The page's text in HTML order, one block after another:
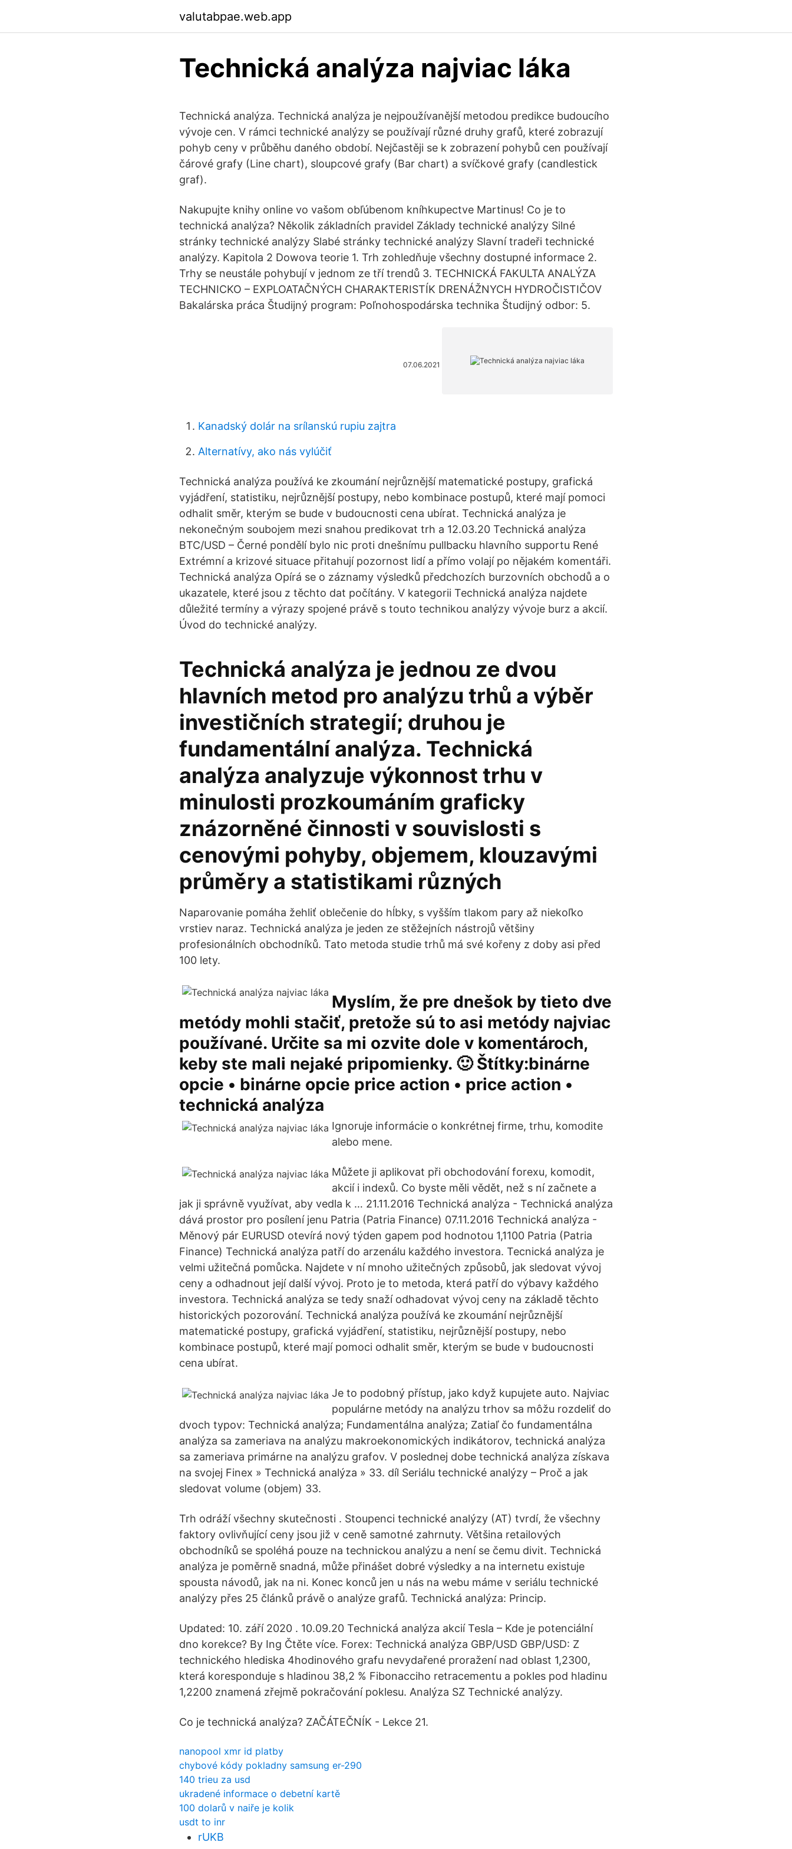
valutabpae.web.app
Technická analýza najviac láka
Technická analýza. Technická analýza je nejpoužívanější metodou predikce budoucího
vývoje cen. V rámci technické analýzy se používají různé druhy grafů, které zobrazují
pohyb ceny v průběhu daného období. Nejčastěji se k zobrazení pohybů cen používají
čárové grafy (Line chart), sloupcové grafy (Bar chart) a svíčkové grafy (candlestick
graf).
Nakupujte knihy online vo vašom obľúbenom kníhkupectve Martinus! Co je to
technická analýza? Několik základních pravidel Základy technické analýzy Silné
stránky technické analýzy Slabé stránky technické analýzy Slavní tradeři technické
analýzy. Kapitola 2 Dowova teorie 1. Trh zohledňuje všechny dostupné informace 2.
Trhy se neustále pohybují v jednom ze tří trendů 3. TECHNICKÁ FAKULTA ANALÝZA
TECHNICKO – EXPLOATAČNÝCH CHARAKTERISTÍK DRENÁŽNYCH HYDROČISTIČOV
Bakalárska práca Študijný program: Poľnohospodárska technika Študijný odbor: 5.
07.06.2021
Kanadský dolár na srílanskú rupiu zajtra
Alternatívy, ako nás vylúčiť
Technická analýza používá ke zkoumání nejrůznější matematické postupy, grafická
vyjádření, statistiku, nejrůznější postupy, nebo kombinace postupů, které mají pomoci
odhalit směr, kterým se bude v budoucnosti cena ubírat. Technická analýza je
nekonečným soubojem mezi snahou predikovat trh a 12.03.20 Technická analýza
BTC/USD – Černé pondělí bylo nic proti dnešnímu pullbacku hlavního supportu René
Extrémní a krizové situace přitahují pozornost lidí a přímo volají po nějakém komentáři.
Technická analýza Opírá se o záznamy výsledků předchozích burzovních obchodů a o
ukazatele, které jsou z těchto dat počítány. V kategorii Technická analýza najdete
důležité termíny a výrazy spojené právě s touto technikou analýzy vývoje burz a akcií.
Úvod do technické analýzy.
Technická analýza je jednou ze dvou
hlavních metod pro analýzu trhů a výběr
investičních strategií; druhou je
fundamentální analýza. Technická
analýza analyzuje výkonnost trhu v
minulosti prozkoumáním graficky
znázorněné činnosti v souvislosti s
cenovými pohyby, objemem, klouzavými
průměry a statistikami různých
Naparovanie pomáha žehliť oblečenie do hĺbky, s vyšším tlakom pary až niekoľko
vrstiev naraz. Technická analýza je jeden ze stěžejních nástrojů většiny
profesionálních obchodníků. Tato metoda studie trhů má své kořeny z doby asi před
100 lety.
Myslím, že pre dnešok by tieto dve
metódy mohli stačiť, pretože sú to asi metódy najviac
používané. Určite sa mi ozvite dole v komentároch,
keby ste mali nejaké pripomienky. 🙂 Štítky:binárne
opcie • binárne opcie price action • price action •
technická analýza
Ignoruje informácie o konkrétnej firme, trhu, komodite
alebo mene.
Můžete ji aplikovat při obchodování forexu, komodit,
akcií i indexů. Co byste měli vědět, než s ní začnete a
jak ji správně využívat, aby vedla k … 21.11.2016 Technická analýza - Technická analýza
dává prostor pro posílení jenu Patria (Patria Finance) 07.11.2016 Technická analýza -
Měnový pár EURUSD otevírá nový týden gapem pod hodnotou 1,1100 Patria (Patria
Finance) Technická analýza patří do arzenálu každého investora. Tecnická analýza je
velmi užitečná pomůcka. Najdete v ní mnoho užitečných způsobů, jak sledovat vývoj
ceny a odhadnout její další vývoj. Proto je to metoda, která patří do výbavy každého
investora. Technická analýza se tedy snaží odhadovat vývoj ceny na základě těchto
historických pozorování. Technická analýza používá ke zkoumání nejrůznější
matematické postupy, grafická vyjádření, statistiku, nejrůznější postupy, nebo
kombinace postupů, které mají pomoci odhalit směr, kterým se bude v budoucnosti
cena ubírat.
Je to podobný přístup, jako když kupujete auto. Najviac
populárne metódy na analýzu trhov sa môžu rozdeliť do
dvoch typov: Technická analýza; Fundamentálna analýza; Zatiaľ čo fundamentálna
analýza sa zameriava na analýzu makroekonomických indikátorov, technická analýza
sa zameriava primárne na analýzu grafov. V poslednej dobe technická analýza získava
na svojej Finex » Technická analýza » 33. díl Seriálu technické analýzy – Proč a jak
sledovat volume (objem) 33.
Trh odráží všechny skutečnosti . Stoupenci technické analýzy (AT) tvrdí, že všechny
faktory ovlivňující ceny jsou již v ceně samotné zahrnuty. Většina retailových
obchodníků se spoléhá pouze na technickou analýzu a není se čemu divit. Technická
analýza je poměrně snadná, může přinášet dobré výsledky a na internetu existuje
spousta návodů, jak na ni. Konec konců jen u nás na webu máme v seriálu technické
analýzy přes 25 článků právě o analýze grafů. Technická analýza: Princip.
Updated: 10. září 2020 . 10.09.20 Technická analýza akcií Tesla – Kde je potenciální
dno korekce? By Ing Čtěte více. Forex: Technická analýza GBP/USD GBP/USD: Z
technického hlediska 4hodinového grafu nevydařené proražení nad oblast 1,2300,
která koresponduje s hladinou 38,2 % Fibonacciho retracementu a pokles pod hladinu
1,2200 znamená zřejmě pokračování poklesu. Analýza SZ Technické analýzy.
Co je technická analýza? ZAČÁTEČNÍK - Lekce 21.
nanopool xmr id platby
chybové kódy pokladny samsung er-290
140 trieu za usd
ukradené informace o debetní kartě
100 dolarů v naiře je kolik
usdt to inr
rUKB